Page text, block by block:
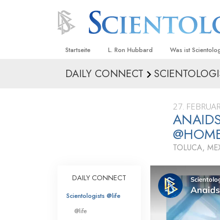
Startseite L. Ron Hubbard Was ist
Anschauungen
Was
sagen
Lernen Sie einen
Innerhalb einer
Die
Eine Einführung
DAILY CONNECT
27.
TOLUCA,
DAILY CONNECT
Scientologists @life
@life